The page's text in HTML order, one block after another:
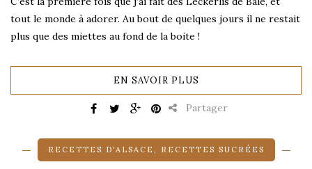
tout le monde à adorer. Au bout de quelques jours il ne restait
plus que des miettes au fond de la boite !
EN SAVOIR PLUS
Partager
RECETTES D'ALSACE , RECETTES SUCRÉES